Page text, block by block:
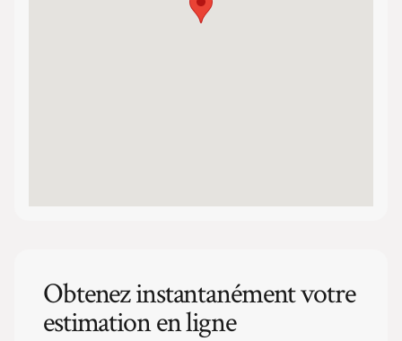
Obtenez instantanément votre
estimation en ligne